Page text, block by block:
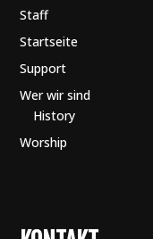
Staff
Startseite
Support
Wer wir sind
History
Worship